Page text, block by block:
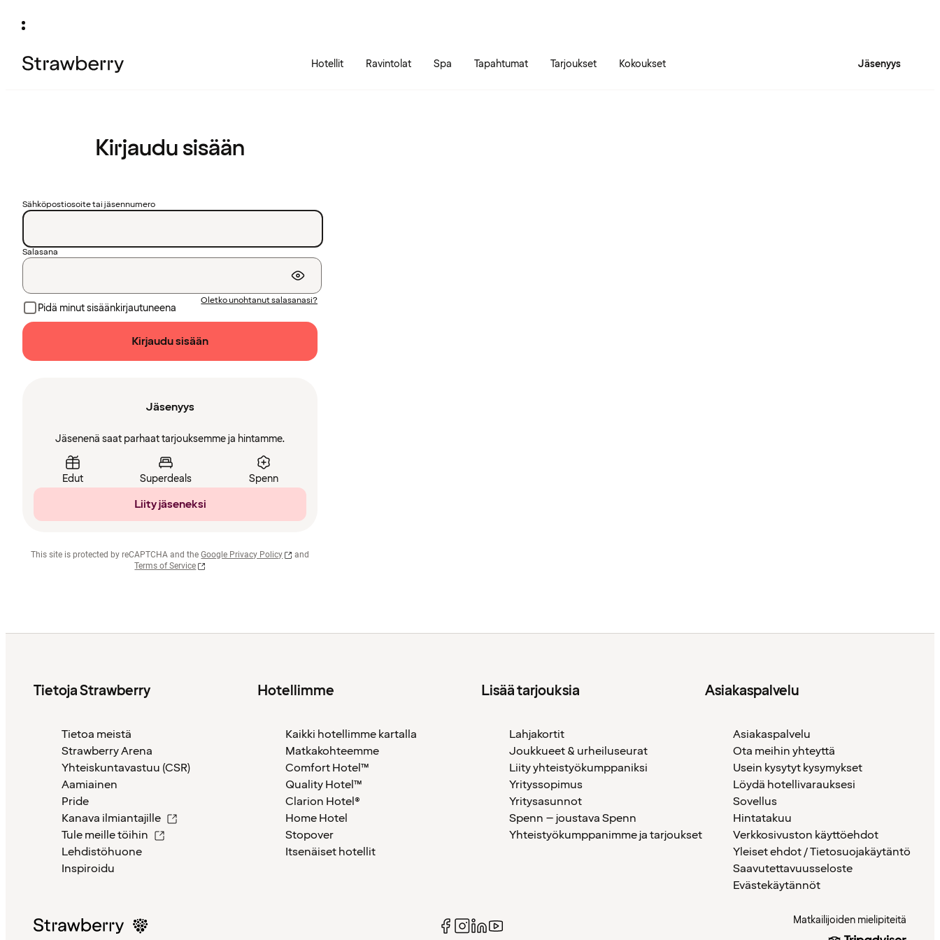
Hotellit Ravintolat Spa Tapahtumat Tarjoukset Kokoukset Jäsenyys
Kirjaudu sisään
Sähköpostiosoite tai jäsennumero
Salasana
Pidä minut sisäänkirjautuneena
Oletko unohtanut salasanasi?
Kirjaudu sisään
Jäsenyys
Jäsenenä saat parhaat tarjouksemme ja hintamme.
Edut Superdeals Spenn
Liity jäseneksi
This site is protected by reCAPTCHA and the Google Privacy Policy
and
Terms of Service
Tietoja Strawberry
Tietoa meistä
Strawberry Arena
Yhteiskuntavastuu (CSR)
Aamiainen
Pride
Kanava ilmiantajille
Tule meille töihin
Lehdistöhuone
Inspiroidu
Hotellimme
Kaikki hotellimme kartalla
Matkakohteemme
Comfort Hotel™
Quality Hotel™
Clarion Hotel®
Home Hotel
Stopover
Itsenäiset hotellit
Lisää tarjouksia
Lahjakortit
Joukkueet & urheiluseurat
Liity yhteistyökumppaniksi
Yrityssopimus
Yritysasunnot
Spenn – joustava Spenn
Yhteistyökumppanimme ja tarjoukset
Asiakaspalvelu
Asiakaspalvelu
Ota meihin yhteyttä
Usein kysytyt kysymykset
Löydä hotellivarauksesi
Sovellus
Hintatakuu
Verkkosivuston käyttöehdot
Yleiset ehdot / Tietosuojakäytäntö
Saavutettavuusseloste
Evästekäytännöt
Matkailijoiden mielipiteitä